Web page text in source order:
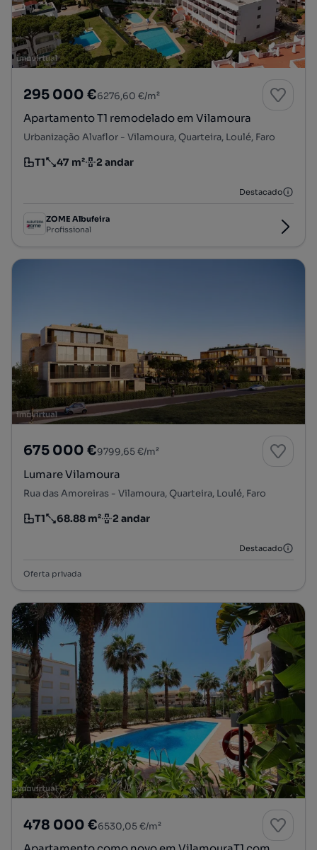
295 000 €6276,60 €/m²
Apartamento T1 remodelado em Vilamoura
Urbanização Alvaflor - Vilamoura, Quarteira, Loulé, Faro
Tipologia
T1
Preço por metro quadrado
47 m²
Andar 2 andar
Destacado
ZOME Albufeira
Profissional
675 000 €9799,65 €/m²
Lumare Vilamoura
Rua das Amoreiras - Vilamoura, Quarteira, Loulé, Faro
Tipologia
T1
Preço por metro quadrado
68.88 m²
Andar 2 andar
Destacado
Oferta privada
478 000 €6530,05 €/m²